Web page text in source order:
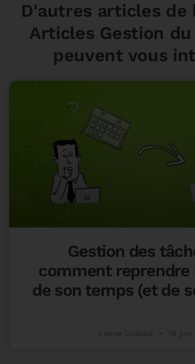
D'autres articles de
Articles Gestion
peuvent vous
Gestion des
comment reprendre
de son temps (et de